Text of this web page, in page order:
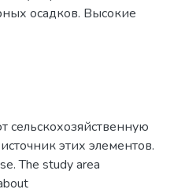
осадков. Высокие
сельскохозяйственную
этих элементов.
The study area